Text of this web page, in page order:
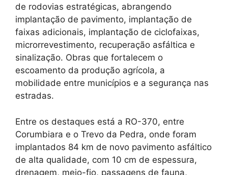
de rodovias estratégicas, abrangendo
implantação de pavimento, implantação de
faixas adicionais, implantação de ciclofaixas,
microrrevestimento, recuperação asfáltica e
sinalização. Obras que fortalecem o
escoamento da produção agrícola, a
mobilidade entre municípios e a segurança nas
estradas.
Entre os destaques está a RO-370, entre
Corumbiara e o Trevo da Pedra, onde foram
implantados 84 km de novo pavimento asfáltico
de alta qualidade, com 10 cm de espessura,
drenagem, meio-fio, passagens de fauna,